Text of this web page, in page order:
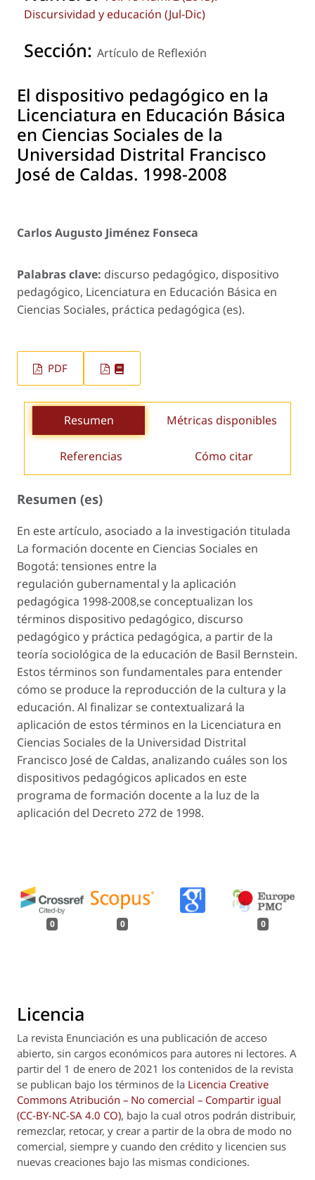
Discursividad y educación (Jul-Dic)
Sección: Artículo de Reflexión
El dispositivo pedagógico en la
Licenciatura en Educación Básica
en Ciencias Sociales de la
Universidad Distrital Francisco
José de Caldas. 1998-2008
Carlos Augusto Jiménez Fonseca
Palabras clave: discurso pedagógico, dispositivo
pedagógico, Licenciatura en Educación Básica en
Ciencias Sociales, práctica pedagógica (es).
PDF
Resumen Métricas disponibles
Referencias Cómo citar
Resumen (es)
En este artículo, asociado a la investigación titulada
La formación docente en Ciencias Sociales en
Bogotá: tensiones entre la
regulación gubernamental y la aplicación
pedagógica 1998-2008,se conceptualizan los
términos dispositivo pedagógico, discurso
pedagógico y práctica pedagógica, a partir de la
teoría sociológica de la educación de Basil Bernstein.
Estos términos son fundamentales para entender
cómo se produce la reproducción de la cultura y la
educación. Al finalizar se contextualizará la
aplicación de estos términos en la Licenciatura en
Ciencias Sociales de la Universidad Distrital
Francisco José de Caldas, analizando cuáles son los
dispositivos pedagógicos aplicados en este
programa de formación docente a la luz de la
aplicación del Decreto 272 de 1998.
0 0 0
Licencia
La revista Enunciación es una publicación de acceso
abierto, sin cargos económicos para autores ni lectores. A
partir del 1 de enero de 2021 los contenidos de la revista
se publican bajo los términos de la Licencia Creative
Commons Atribución – No comercial – Compartir igual
(CC-BY-NC-SA 4.0 CO), bajo la cual otros podrán distribuir,
remezclar, retocar, y crear a partir de la obra de modo no
comercial, siempre y cuando den crédito y licencien sus
nuevas creaciones bajo las mismas condiciones.